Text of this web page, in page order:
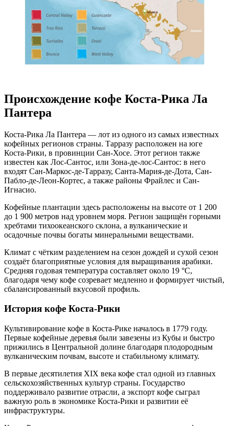
Происхождение кофе Коста-Рика Ла
Пантера
Коста-Рика Ла Пантера — лот из одного из самых известных
кофейных регионов страны. Тарразу расположен на юге
Коста-Рики, в провинции Сан-Хосе. Этот регион также
известен как Лос-Сантос, или Зона-де-лос-Сантос: в него
входят Сан-Маркос-де-Тарразу, Санта-Мария-де-Дота, Сан-
Пабло-де-Леон-Кортес, а также районы Фрайлес и Сан-
Игнасио.
Кофейные плантации здесь расположены на высоте от 1 200
до 1 900 метров над уровнем моря. Регион защищён горными
хребтами тихоокеанского склона, а вулканические и
осадочные почвы богаты минеральными веществами.
Климат с чётким разделением на сезон дождей и сухой сезон
создаёт благоприятные условия для выращивания арабики.
Средняя годовая температура составляет около 19 °C,
благодаря чему кофе созревает медленно и формирует чистый,
сбалансированный вкусовой профиль.
История кофе Коста-Рики
Культивирование кофе в Коста-Рике началось в 1779 году.
Первые кофейные деревья были завезены из Кубы и быстро
прижились в Центральной долине благодаря плодородным
вулканическим почвам, высоте и стабильному климату.
В первые десятилетия XIX века кофе стал одной из главных
сельскохозяйственных культур страны. Государство
поддерживало развитие отрасли, а экспорт кофе сыграл
важную роль в экономике Коста-Рики и развитии её
инфраструктуры.